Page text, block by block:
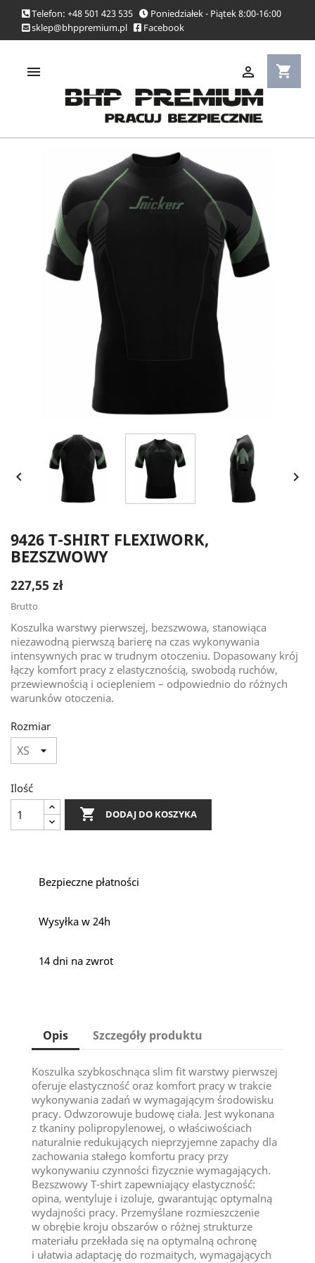
Telefon: +48 501 423 535
Poniedziałek - Piątek 8:00-16:00
sklep@bhppremium.pl
Facebook
 shopping_cart

 
9426 T-SHIRT FLEXIWORK,
BEZSZWOWY
227,55 zł
Brutto
Koszulka warstwy pierwszej, bezszwowa, stanowiąca
niezawodną pierwszą barierę na czas wykonywania
intensywnych prac w trudnym otoczeniu. Dopasowany krój
łączy komfort pracy z elastycznością, swobodą ruchów,
przewiewnością i ociepleniem – odpowiednio do różnych
warunków otoczenia.
Rozmiar
Ilość
 DODAJ DO KOSZYKA
Bezpieczne płatności
Wysyłka w 24h
14 dni na zwrot
Opis Szczegóły produktu
Koszulka szybkoschnąca slim fit warstwy pierwszej
oferuje elastyczność oraz komfort pracy w trakcie
wykonywania zadań w wymagającym środowisku
pracy. Odwzorowuje budowę ciała. Jest wykonana
z tkaniny polipropylenowej, o właściwościach
naturalnie redukujących nieprzyjemne zapachy dla
zachowania stałego komfortu pracy przy
wykonywaniu czynności fizycznie wymagających.
Bezszwowy T-shirt zapewniający elastyczność:
opina, wentyluje i izoluje, gwarantując optymalną
wydajności pracy. Przemyślane rozmieszczenie
w obrębie kroju obszarów o różnej strukturze
materiału przekłada się na optymalną ochronę
i ułatwia adaptację do rozmaitych, wymagających